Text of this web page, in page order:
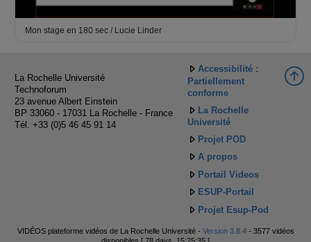
Mon stage en 180 sec / Lucie Linder
La Rochelle Université
Technoforum
23 avenue Albert Einstein
BP 33060 - 17031 La Rochelle - France
Tél. +33 (0)5 46 45 91 14
Accessibilité :
Partiellement
conforme
La Rochelle
Université
Projet POD
A propos
Portail Videos
ESUP-Portail
Projet Esup-Pod
VIDÉOS plateforme vidéos de La Rochelle Université - Version 3.8.4- 3577 vidéos